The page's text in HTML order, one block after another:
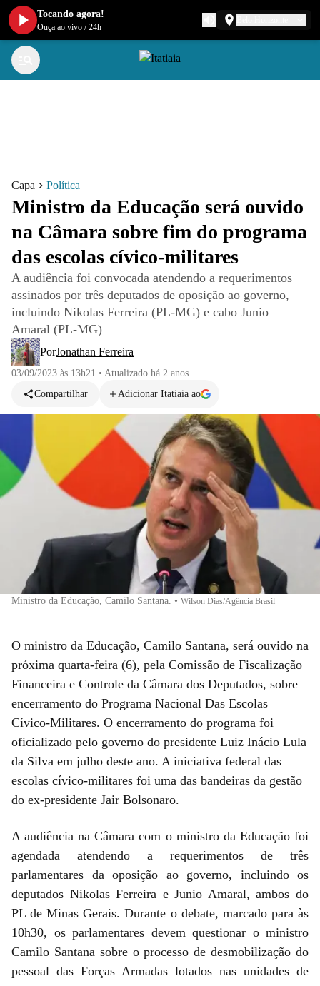
Capa Política
Ministro da Educação será ouvido
na Câmara sobre fim do programa
das escolas cívico-militares
A audiência foi convocada atendendo a requerimentos
assinados por três deputados de oposição ao governo,
incluindo Nikolas Ferreira (PL-MG) e cabo Junio
Amaral (PL-MG)
PorJonathan Ferreira
03/09/2023 às 13h21 • Atualizado há 2 anos
Compartilhar
Adicionar Itatiaia ao
Ministro da Educação, Camilo Santana. • Wilson Dias/Agência Brasil
O ministro da Educação, Camilo Santana, será ouvido na
próxima quarta-feira (6), pela Comissão de Fiscalização
Financeira e Controle da Câmara dos Deputados, sobre
encerramento do Programa Nacional Das Escolas
Cívico-Militares. O encerramento do programa foi
oficializado pelo governo do presidente Luiz Inácio Lula
da Silva em julho deste ano. A iniciativa federal das
escolas cívico-militares foi uma das bandeiras da gestão
do ex-presidente Jair Bolsonaro.
A audiência na Câmara com o ministro da Educação foi
agendada atendendo a requerimentos de três
parlamentares da oposição ao governo, incluindo os
deputados Nikolas Ferreira e Junio Amaral, ambos do
PL de Minas Gerais. Durante o debate, marcado para às
10h30, os parlamentares devem questionar o ministro
Camilo Santana sobre o processo de desmobilização do
pessoal das Forças Armadas lotados nas unidades de
Tocando agora!
Ouça ao vivo /24h